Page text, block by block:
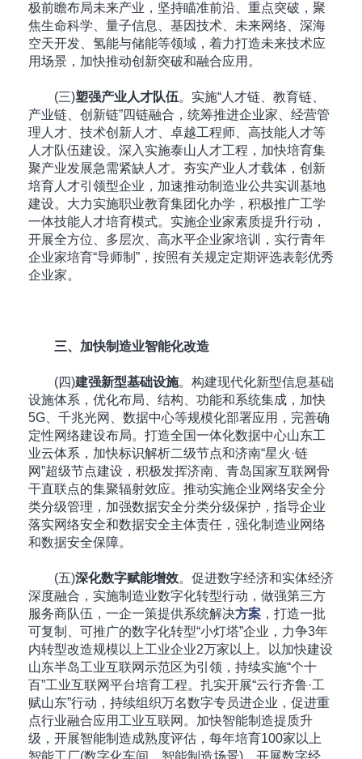
极前瞻布局未来产业，坚持瞄准前沿、重点突破，聚
焦生命科学、量子信息、基因技术、未来网络、深海
空天开发、氢能与储能等领域，着力打造未来技术应
用场景，加快推动创新突破和融合应用。
(三)塑强产业人才队伍。实施“人才链、教育链、
产业链、创新链”四链融合，统筹推进企业家、经营管
理人才、技术创新人才、卓越工程师、高技能人才等
人才队伍建设。深入实施泰山人才工程，加快培育集
聚产业发展急需紧缺人才。夯实产业人才载体，创新
培育人才引领型企业，加速推动制造业公共实训基地
建设。大力实施职业教育集团化办学，积极推广工学
一体技能人才培育模式。实施企业家素质提升行动，
开展全方位、多层次、高水平企业家培训，实行青年
企业家培育“导师制”，按照有关规定定期评选表彰优秀
企业家。
三、加快制造业智能化改造
(四)建强新型基础设施。构建现代化新型信息基础
设施体系，优化布局、结构、功能和系统集成，加快
5G、千兆光网、数据中心等规模化部署应用，完善确
定性网络建设布局。打造全国一体化数据中心山东工
业云体系，加快标识解析二级节点和济南“星火·链
网”超级节点建设，积极发挥济南、青岛国家互联网骨
干直联点的集聚辐射效应。推动实施企业网络安全分
类分级管理，加强数据安全分类分级保护，指导企业
落实网络安全和数据安全主体责任，强化制造业网络
和数据安全保障。
(五)深化数字赋能增效。促进数字经济和实体经济
深度融合，实施制造业数字化转型行动，做强第三方
服务商队伍，一企一策提供系统解决方案 ，打造一批
可复制、可推广的数字化转型“小灯塔”企业，力争3年
内转型改造规模以上工业企业2万家以上。以加快建设
山东半岛工业互联网示范区为引领，持续实施“个十
百”工业互联网平台培育工程。扎实开展“云行齐鲁·工
赋山东”行动，持续组织万名数字专员进企业，促进重
点行业融合应用工业互联网。加快智能制造提质升
级，开展智能制造成熟度评估，每年培育100家以上